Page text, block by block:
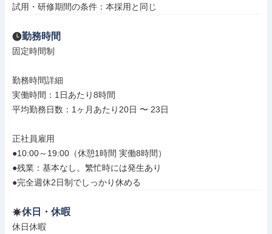
試用・研修期間の条件：本採用と同じ
勤務時間
固定時間制
勤務時間詳細
実働時間：1日あたり8時間
平均勤務日数：1ヶ月あたり20日 〜 23日
正社員雇用
●10:00～19:00（休憩1時間 実働8時間）
●残業：基本なし。繁忙時には発生あり
●完全週休2日制でしっかり休める
休日・休暇
休日休暇